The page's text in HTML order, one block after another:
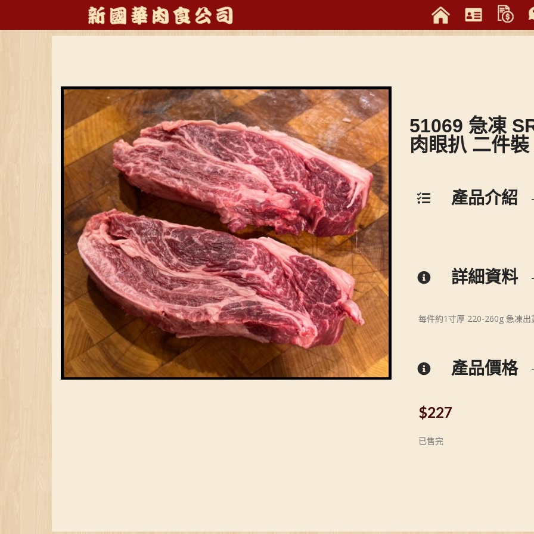
51069 急凍
肉眼扒 二件裝
產品介紹
詳細資料
每件約1寸厚 220-260g 急凍出
產品價格
$227
已售完